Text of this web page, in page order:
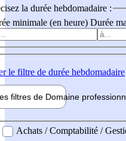
la durée hebdomadaire :
minimale (en heure) Durée
le filtre de durée hebdomadaire
filtres de Domaine pro
professionel
Achats / Comptabilité /